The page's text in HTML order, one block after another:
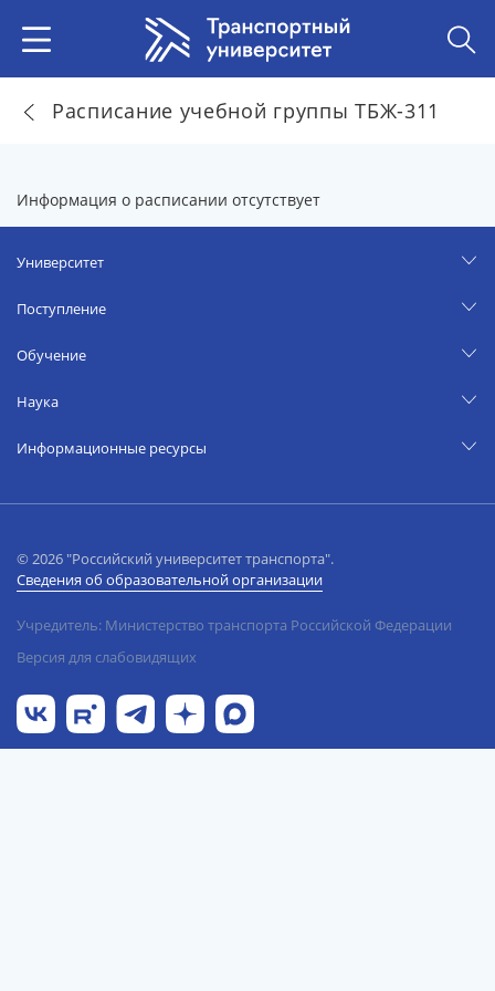
Расписание учебной группы ТБЖ-311
Информация о расписании отсутствует
Университет
Поступление
Обучение
Наука
Информационные ресурсы
© 2026 "Российский университет транспорта".
Сведения об образовательной организации
Учредитель: Министерство транспорта Российской Федерации
Версия для слабовидящих